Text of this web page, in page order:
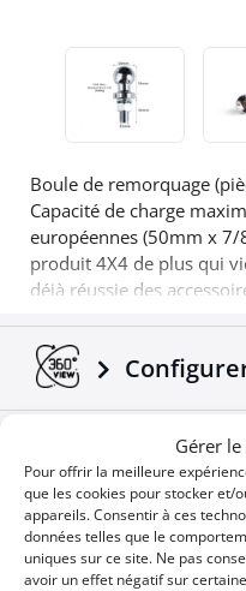
Gérer
Pour offrir la meilleure
que les cookies pour stocker et/
appareils. Consentir à ces
données telles que le
uniques sur ce site. Ne pas
avoir un effet négatif sur
Boule de remorquage
Capacité de charge
européennes (50mm x
produit 4X4 de plus qui
déjà réussie des
Manuels